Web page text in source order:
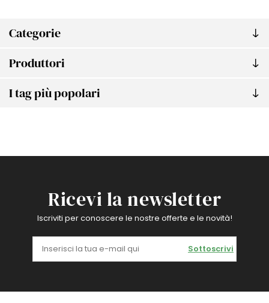
Categorie
Produttori
I tag più popolari
Ricevi la newsletter
Iscriviti per conoscere le nostre offerte e le novità!
Sottoscrivi